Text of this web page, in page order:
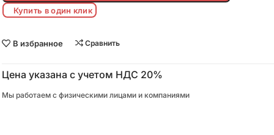
Купить в один клик
В избранное Сравнить
Цена указана с учетом НДС 20%
Мы работаем с физическими лицами и компаниями